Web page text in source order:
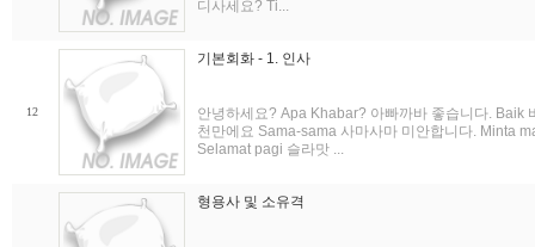
디사세요? Ti...
12
기본회화 - 1. 인사
안녕하세요? Apa Khabar? 아빠까바 좋습니다. Baik
천만에요 Sama-sama 사마사마 미안합니다. Minta
Selamat pagi 슬라맛 ...
형용사 및 소유격